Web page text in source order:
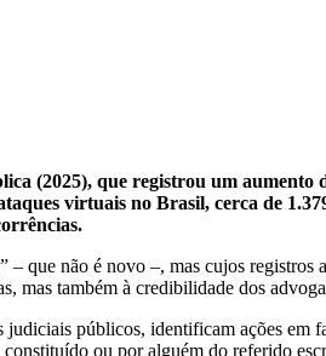
(2025), que registrou um aumento
virtuais no Brasil, cerca de
que não é novo –, mas cujos registros
mas também à credibilidade dos
públicos, identificam ações em
ou por alguém do referido